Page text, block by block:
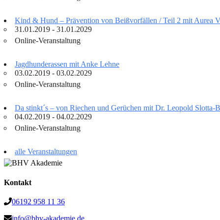
Kind & Hund – Prävention von Beißvorfällen / Teil 2 mit Aurea
31.01.2019 - 31.01.2029
Online-Veranstaltung
Jagdhunderassen mit Anke Lehne
03.02.2019 - 03.02.2029
Online-Veranstaltung
Da stinkt´s – von Riechen und Gerüchen mit Dr. Leopold Slotta-
04.02.2019 - 04.02.2029
Online-Veranstaltung
alle Veranstaltungen
Kontakt
06192 958 11 36
info@bhv-akademie.de